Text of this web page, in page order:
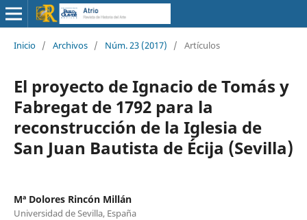
Inicio / Archivos / Núm. 23 (2017) / Artículos
El proyecto de Ignacio de Tomás y
Fabregat de 1792 para la
reconstrucción de la Iglesia de
San Juan Bautista de Écija (Sevilla)
Mª Dolores Rincón Millán
Universidad de Sevilla, España